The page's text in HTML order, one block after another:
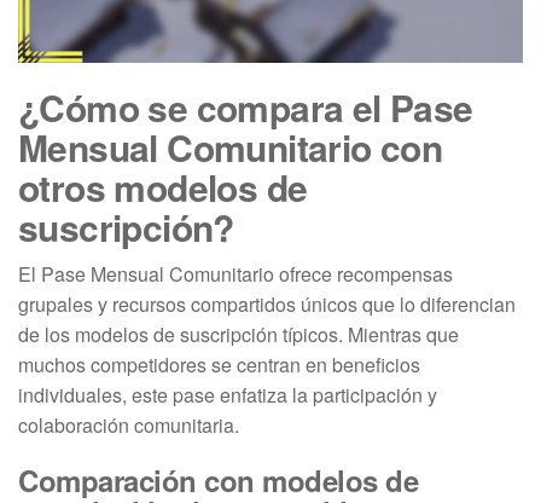
¿Cómo se compara el Pase
Mensual Comunitario con
otros modelos de
suscripción?
El Pase Mensual Comunitario ofrece recompensas
grupales y recursos compartidos únicos que lo diferencian
de los modelos de suscripción típicos. Mientras que
muchos competidores se centran en beneficios
individuales, este pase enfatiza la participación y
colaboración comunitaria.
Comparación con modelos de